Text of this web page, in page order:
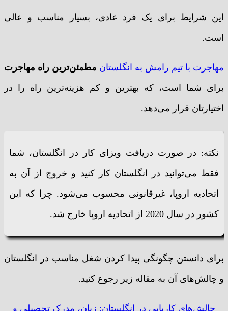
این شرایط برای یک فرد عادی، بسیار مناسب و عالی
است.
مهاجرت با تیم رامش به انگلستان مطمئن‌ترین راه مهاجرت
برای شما است، که بهترین و کم هزینه‌ترین راه را در
اختیارتان قرار می‌دهد.
نکته: در صورت دریافت ویزای کار در انگلستان، شما
فقط می‌توانید در انگلستان کار کنید و خروج از آن به
اتحادیه اروپا، غیرقانونی محسوب می‌شود. چرا که این
کشور در سال 2020 از اتحادیه اروپا خارج شد.
برای دانستن چگونگی پیدا کردن شغل مناسب در انگلستان
و چالش‌های آن به مقاله زیر رجوع کنید.
چالش‌های کاریابی در انگلستان: زبان، مدرک تحصیلی و